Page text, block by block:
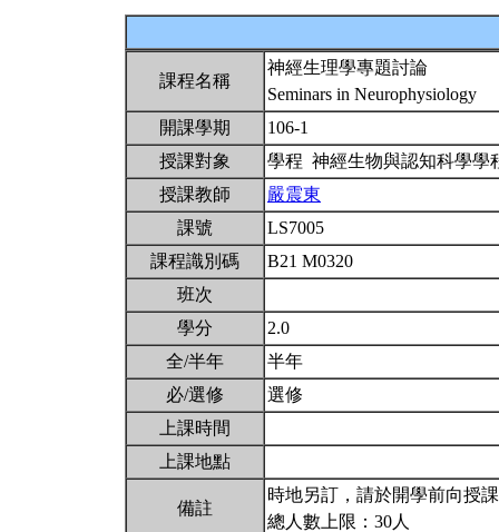
課程名稱
神經生理學專題討論
Seminars in Neurophysiology
開課學期
106-1
授課對象
學程 神經生物與認知科學
授課教師
嚴震東
課號
LS7005
課程識別碼
B21 M0320
班次
學分
2.0
全/半年
半年
必/選修
選修
上課時間
上課地點
備註
時地另訂，請於開學前向授
總人數上限：30人